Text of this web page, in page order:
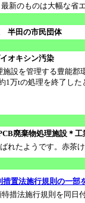
最新のものは大幅な
半田の市民団体
オキシン汚染
設を管理する豊能郡
1万tの処理を終了した
廃棄物処理施設＊
れたようです。赤茶
措置法施行規則の一部
措法施行規則を同日